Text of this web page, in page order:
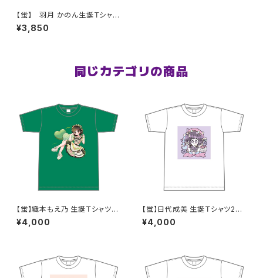
【蛍】 羽月 かのん生誕Ｔシャツ
M〜XLサイズ
¥3,850
同じカテゴリの商品
【蛍】織本もえ乃 生誕Ｔシャツ2
025 M〜XLサイズ
¥4,000
【蛍】日代成美 生誕Ｔシャツ202
5 M〜XLサイズ
¥4,000